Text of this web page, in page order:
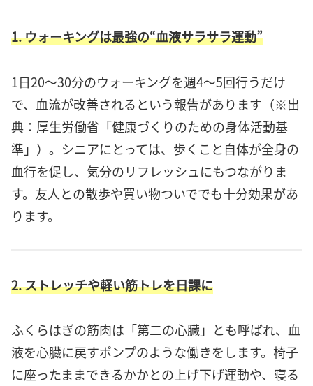
1. ウォーキングは最強の“血液サラサラ運動”
1日20〜30分のウォーキングを週4〜5回行うだけ
で、血流が改善されるという報告があります（※出
典：厚生労働省「健康づくりのための身体活動基
準」）。シニアにとっては、歩くこと自体が全身の
血行を促し、気分のリフレッシュにもつながりま
す。友人との散歩や買い物ついででも十分効果があ
ります。
2. ストレッチや軽い筋トレを日課に
ふくらはぎの筋肉は「第二の心臓」とも呼ばれ、血
液を心臓に戻すポンプのような働きをします。椅子
に座ったままできるかかとの上げ下げ運動や、寝る